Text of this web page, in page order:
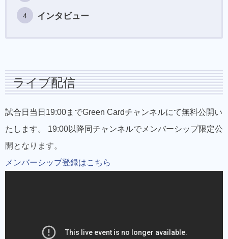
インタビュー
ライブ配信
試合日当日19:00までGreen Cardチャンネルにて無料公開い
たします。 19:00以降同チャンネルでメンバーシップ限定公
開となります。
メンバーシップ登録はこちら